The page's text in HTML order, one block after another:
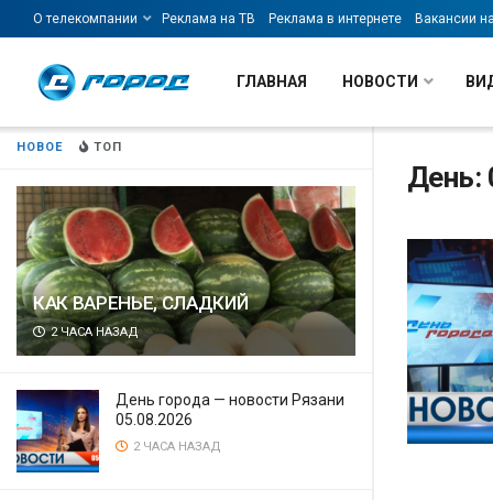
НОВОЕ ТОП
КАК ВАРЕНЬЕ, СЛАДКИЙ
2 ЧАСА НАЗАД
День города — новости Рязани
05.08.2026
2 ЧАСА НАЗАД
О телекомпании Реклама на ТВ Реклама в интернете Вакансии
ГЛАВНАЯ НОВОСТИ
День: